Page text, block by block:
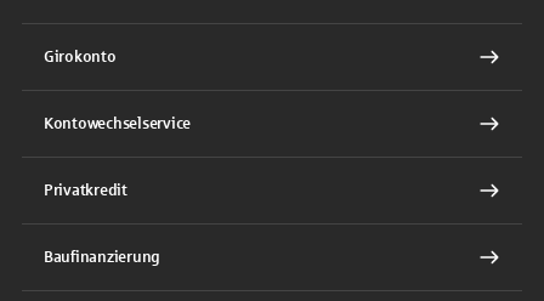
Girokonto
Kontowechselservice
Privatkredit
Baufinanzierung